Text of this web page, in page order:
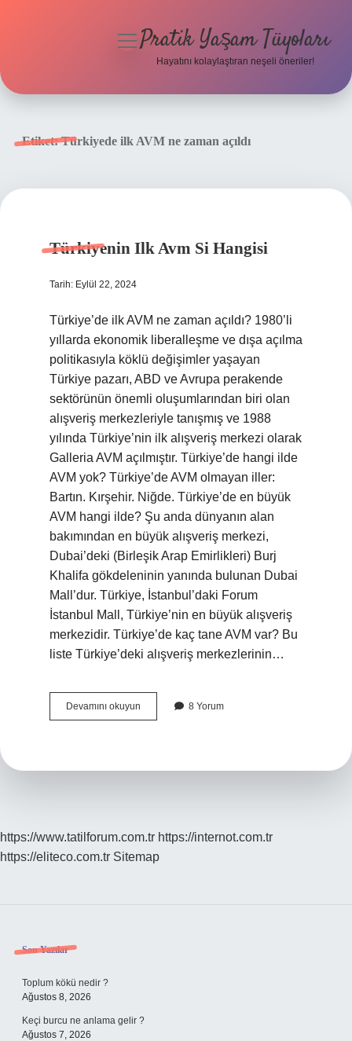
menüyü
Pratik Yaşam Tüyoları
Hayatını kolaylaştıran neşeli öneriler!
Etiket:Türkiyede ilk AVM ne zaman açıldı
Türkiyenin Ilk Avm Si Hangisi
Tarih: Eylül 22, 2024
Türkiye’de ilk AVM ne zaman açıldı? 1980’li
yıllarda ekonomik liberalleşme ve dışa açılma
politikasıyla köklü değişimler yaşayan
Türkiye pazarı, ABD ve Avrupa perakende
sektörünün önemli oluşumlarından biri olan
alışveriş merkezleriyle tanışmış ve 1988
yılında Türkiye’nin ilk alışveriş merkezi olarak
Galleria AVM açılmıştır. Türkiye’de hangi ilde
AVM yok? Türkiye’de AVM olmayan iller:
Bartın. Kırşehir. Niğde. Türkiye’de en büyük
AVM hangi ilde? Şu anda dünyanın alan
bakımından en büyük alışveriş merkezi,
Dubai’deki (Birleşik Arap Emirlikleri) Burj
Khalifa gökdeleninin yanında bulunan Dubai
Mall’dur. Türkiye, İstanbul’daki Forum
İstanbul Mall, Türkiye’nin en büyük alışveriş
merkezidir. Türkiye’de kaç tane AVM var? Bu
liste Türkiye’deki alışveriş merkezlerinin…
Devamını okuyun Türkiyenin
Ilk
8 Yorum
https://www.tatilforum.com.tr https://internot.com.tr
https://eliteco.com.tr Sitemap
Sidebar
Son Yazılar
Toplum kökü nedir ?
Ağustos 8, 2026
Keçi burcu ne anlama gelir ?
Ağustos 7, 2026